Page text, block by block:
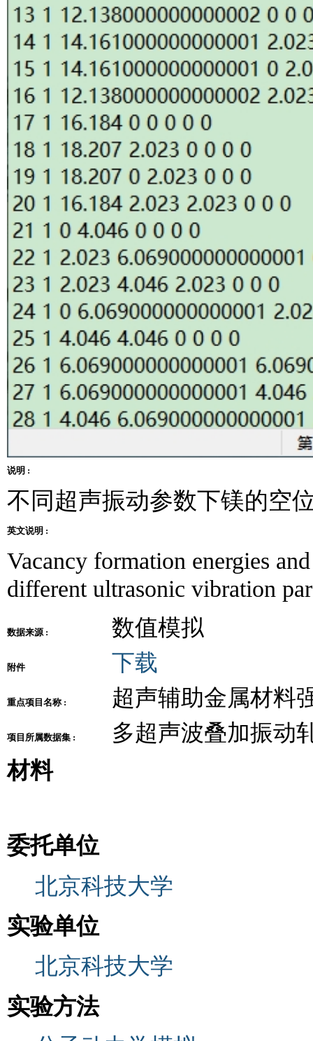
说明 :
不同超声振动参数下镁的空
英文说明 :
Vacancy formation energies
different ultrasonic vibration
数据来源 : 数值模拟
附件 下载
重点项目名称 : 超声辅助金属材料
项目所属数据集 :
多超声波叠加振动
材料
委托单位
北京科技大学
实验单位
北京科技大学
实验方法